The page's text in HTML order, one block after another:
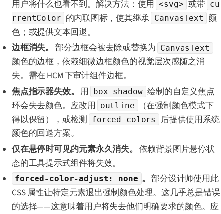
用户将什么也看不到。解决方法：使用 <svg> 或带 cu
rrentColor 的内联图标，使其继承 CanvasText 颜
色；或提供文本回退。
边框消失。 部分边框会被去除或替换为 CanvasText
颜色的边框，依赖细微边框颜色的视觉层次感随之消
失。需在 HCM 下审计组件边框。
焦点指示器失效。
用 box-shadow 绘制的自定义焦点
环会失去颜色。应改用
outline
（在强制颜色模式下
得以保留），或检测 forced-colors
后提供使用系统
颜色的回退方案。
仅在悬停时可见的元素永久消失。 依赖背景图片悬停状
态的工具提示式组件将失效。
forced-color-adjust: none 。 部分设计师使用此
CSS 属性让特定元素退出强制颜色处理。这几乎总是错误
的选择——这意味着用户将失去他们明确要求的颜色。应